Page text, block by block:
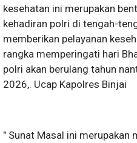
kesehatan ini merupakan
kehadiran polri di tengah-
memberikan pelayanan
rangka memperingati hari
polri akan berulang tahun
2026,. Ucap Kapolres Binjai
" Sunat Masal ini merupakan